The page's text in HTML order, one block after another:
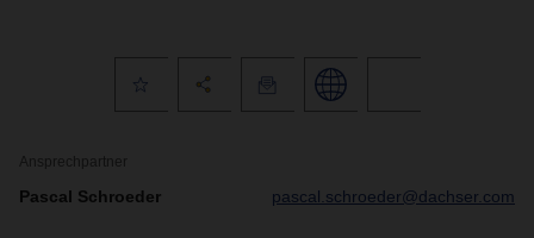
Ansprechpartner
Pascal Schroeder pascal.schroeder@dachser.com